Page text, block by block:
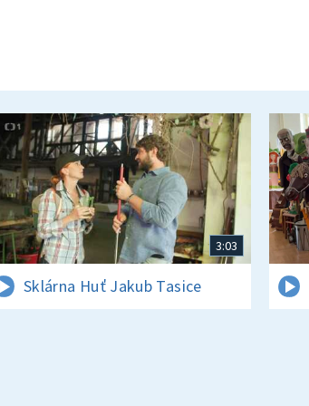
3:03
Sklárna Huť Jakub Tasice